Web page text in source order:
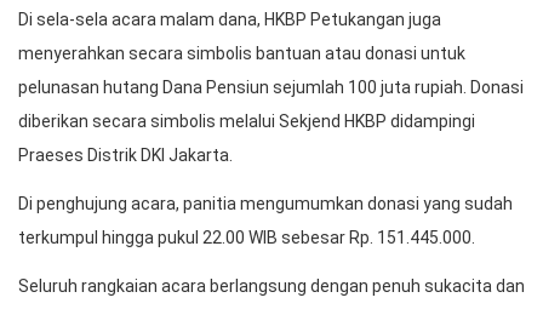
Di sela-sela acara malam dana, HKBP Petukangan juga
menyerahkan secara simbolis bantuan atau donasi untuk
pelunasan hutang Dana Pensiun sejumlah 100 juta rupiah. Donasi
diberikan secara simbolis melalui Sekjend HKBP didampingi
Praeses Distrik DKI Jakarta.
Di penghujung acara, panitia mengumumkan donasi yang sudah
terkumpul hingga pukul 22.00 WIB sebesar Rp. 151.445.000.
Seluruh rangkaian acara berlangsung dengan penuh sukacita dan